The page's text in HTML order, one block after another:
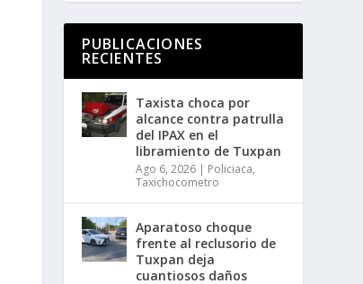
PUBLICACIONES
RECIENTES
Taxista choca por
alcance contra patrulla
del IPAX en el
libramiento de Tuxpan
Ago 6, 2026| Policiaca,
Taxichocometro
Aparatoso choque
frente al reclusorio de
Tuxpan deja
cuantiosos daños